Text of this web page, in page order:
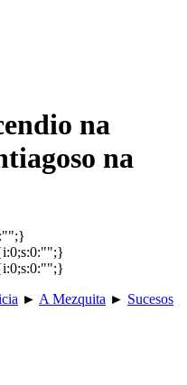
na
na
► A Mezquita ► Sucesos